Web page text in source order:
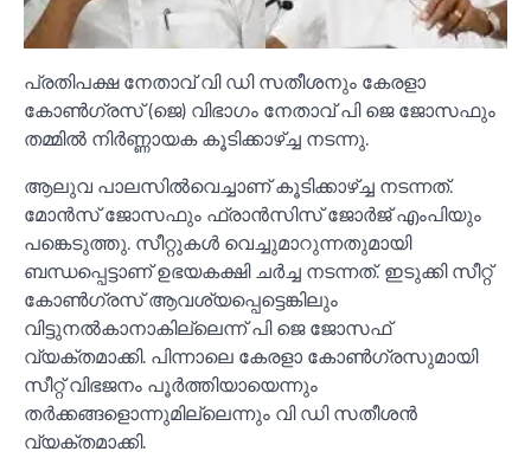
പ്രതിപക്ഷ നേതാവ് വി ഡി സതീശനും കേരളാ
കോണ്‍ഗ്രസ് (ജെ) വിഭാഗം നേതാവ് പി ജെ ജോസഫും
തമ്മില്‍ നിര്‍ണ്ണായക കൂടിക്കാഴ്ച്ച നടന്നു.
ആലുവ പാലസില്‍വെച്ചാണ് കൂടിക്കാഴ്ച്ച നടന്നത്.
മോന്‍സ് ജോസഫും ഫ്രാന്‍സിസ് ജോര്‍ജ് എംപിയും
പങ്കെടുത്തു. സീറ്റുകള്‍ വെച്ചുമാറുന്നതുമായി
ബന്ധപ്പെട്ടാണ് ഉഭയകക്ഷി ചര്‍ച്ച നടന്നത്. ഇടുക്കി സീറ്റ്
കോണ്‍ഗ്രസ് ആവശ്യപ്പെട്ടെങ്കിലും
വിട്ടുനല്‍കാനാകില്ലെന്ന് പി ജെ ജോസഫ്
വ്യക്തമാക്കി. പിന്നാലെ കേരളാ കോണ്‍ഗ്രസുമായി
സീറ്റ് വിഭജനം പൂര്‍ത്തിയായെന്നും
തര്‍ക്കങ്ങളൊന്നുമില്ലെന്നും വി ഡി സതീശന്‍
വ്യക്തമാക്കി.